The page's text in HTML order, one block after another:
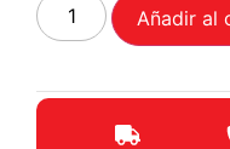
Añadir al